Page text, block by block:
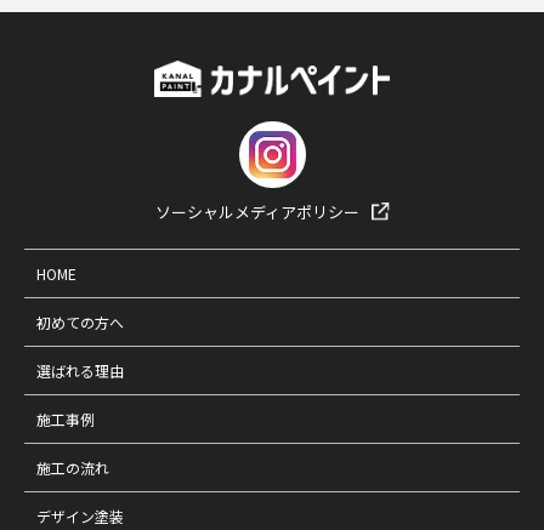
ソーシャルメディアポリシー
HOME
初めての方へ
選ばれる理由
施工事例
施工の流れ
デザイン塗装